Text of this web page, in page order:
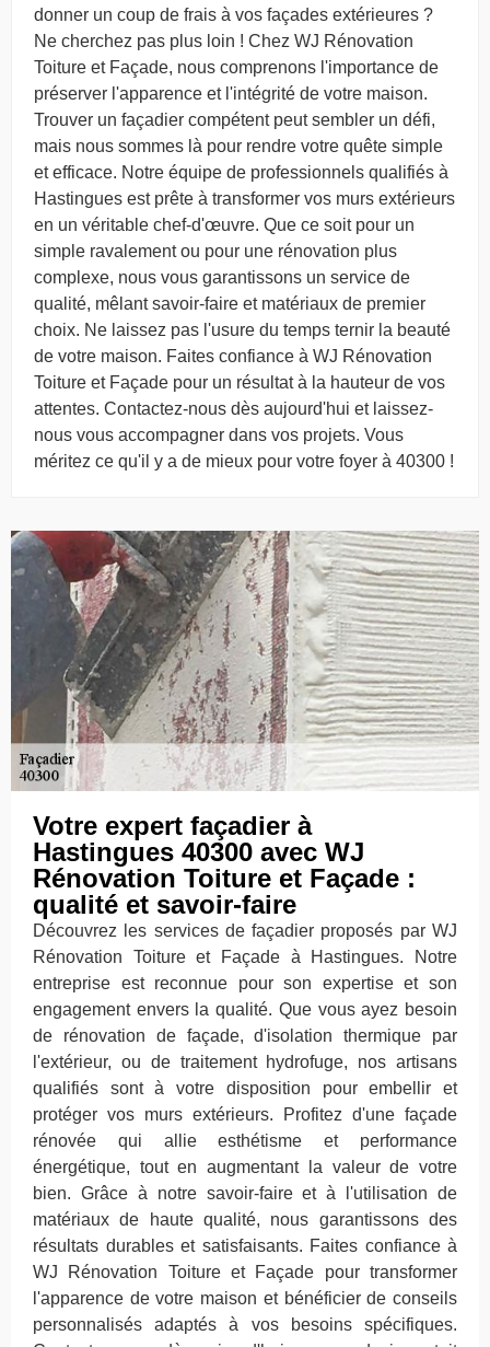
donner un coup de frais à vos façades extérieures ?
Ne cherchez pas plus loin ! Chez WJ Rénovation
Toiture et Façade, nous comprenons l'importance de
préserver l'apparence et l'intégrité de votre maison.
Trouver un façadier compétent peut sembler un défi,
mais nous sommes là pour rendre votre quête simple
et efficace. Notre équipe de professionnels qualifiés à
Hastingues est prête à transformer vos murs extérieurs
en un véritable chef-d'œuvre. Que ce soit pour un
simple ravalement ou pour une rénovation plus
complexe, nous vous garantissons un service de
qualité, mêlant savoir-faire et matériaux de premier
choix. Ne laissez pas l'usure du temps ternir la beauté
de votre maison. Faites confiance à WJ Rénovation
Toiture et Façade pour un résultat à la hauteur de vos
attentes. Contactez-nous dès aujourd'hui et laissez-
nous vous accompagner dans vos projets. Vous
méritez ce qu'il y a de mieux pour votre foyer à 40300 !
Votre expert façadier à
Hastingues 40300 avec WJ
Rénovation Toiture et Façade :
qualité et savoir-faire
Découvrez les services de façadier proposés par WJ
Rénovation Toiture et Façade à Hastingues. Notre
entreprise est reconnue pour son expertise et son
engagement envers la qualité. Que vous ayez besoin
de rénovation de façade, d'isolation thermique par
l'extérieur, ou de traitement hydrofuge, nos artisans
qualifiés sont à votre disposition pour embellir et
protéger vos murs extérieurs. Profitez d'une façade
rénovée qui allie esthétisme et performance
énergétique, tout en augmentant la valeur de votre
bien. Grâce à notre savoir-faire et à l'utilisation de
matériaux de haute qualité, nous garantissons des
résultats durables et satisfaisants. Faites confiance à
WJ Rénovation Toiture et Façade pour transformer
l'apparence de votre maison et bénéficier de conseils
personnalisés adaptés à vos besoins spécifiques.